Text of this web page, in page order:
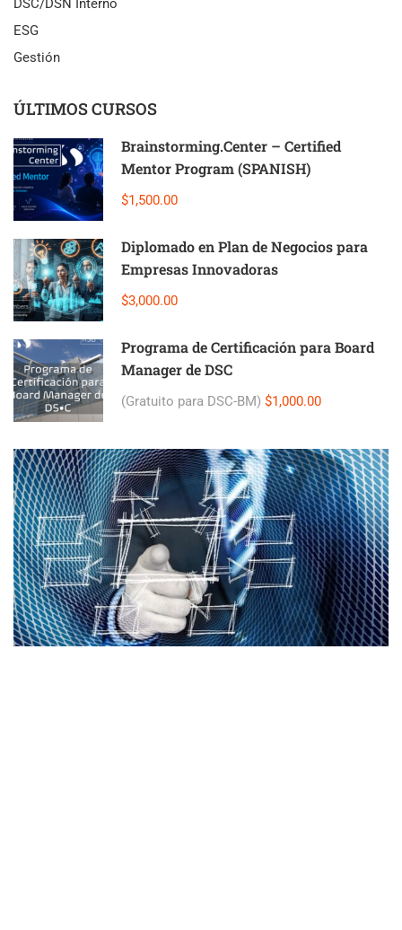
ESG
Gestión
ÚLTIMOS CURSOS
Brainstorming.Center – Certified
Mentor Program (SPANISH)
$1,500.00
Diplomado en Plan de Negocios para
Empresas Innovadoras
$3,000.00
Programa de Certificación para Board
Manager de DSC
(Gratuito para DSC-BM) $1,000.00